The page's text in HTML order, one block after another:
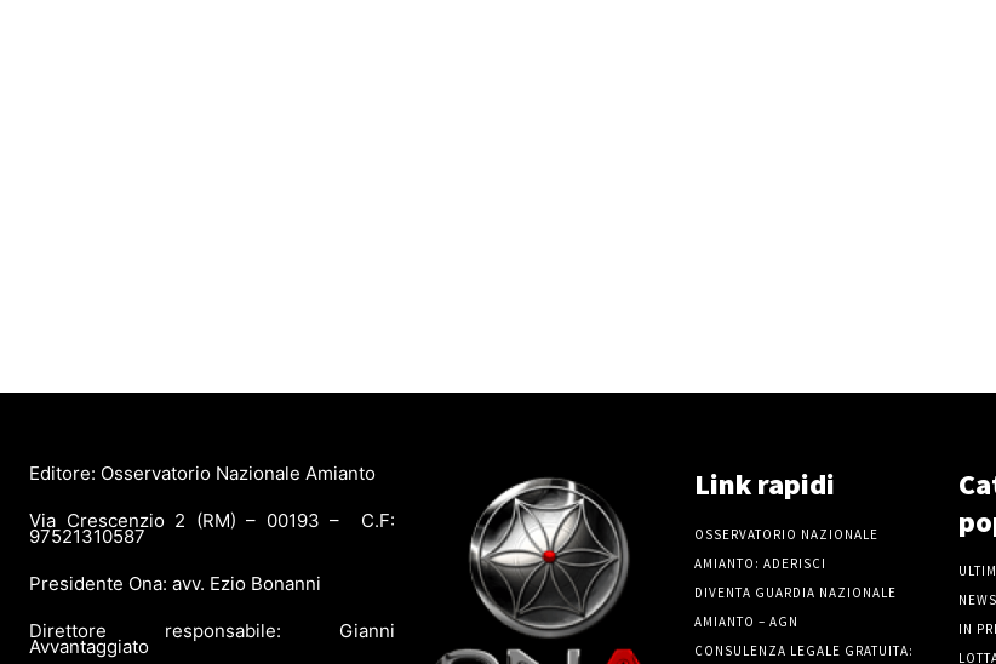
Editore: Osservatorio Nazionale Amianto
Via Crescenzio 2 (RM) – 00193 – C.F:
97521310587
Presidente Ona: avv. Ezio Bonanni
Direttore responsabile: Gianni
Avvantaggiato
Link rapidi
OSSERVATORIO NAZIONALE
AMIANTO: ADERISCI
DIVENTA GUARDIA NAZIONALE
AMIANTO – AGN
CONSULENZA LEGALE GRATUITA:
IN